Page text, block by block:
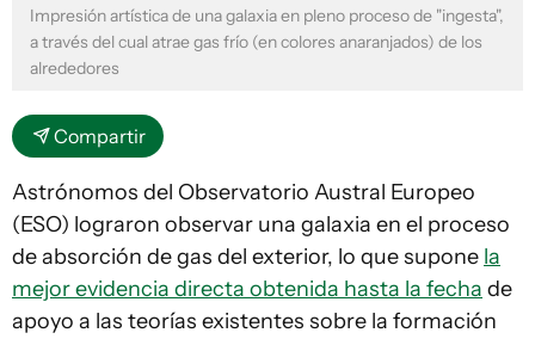
Impresión artística de una galaxia en pleno proceso de "ingesta",
a través del cual atrae gas frío (en colores anaranjados) de los
alrededores
Compartir
Astrónomos del Observatorio Austral Europeo
(ESO) lograron observar una galaxia en el proceso
de absorción de gas del exterior, lo que supone la
mejor evidencia directa obtenida hasta la fecha de
apoyo a las teorías existentes sobre la formación